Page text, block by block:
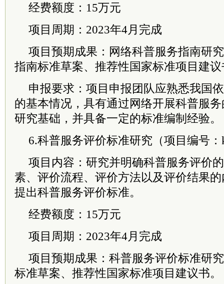
经费额度：15万元
项目周期：2023年4月完成
项目预期成果：网络科普服务指南研
指南标准草案、推荐性国家标准项目建
申报要求：项目申报团队应熟悉我国
的基本情况，具有通过网络开展科普服
研究基础，并具备一定的标准编制经验。
6.科普服务评价标准研究（项目编号
项目内容：研究并明确科普服务评价
素、评价流程、评价方法以及评价结果
提出科普服务评价标准。
经费额度：15万元
项目周期：2023年4月完成
项目预期成果：科普服务评价标准研
标准草案、推荐性国家标准项目建议书。